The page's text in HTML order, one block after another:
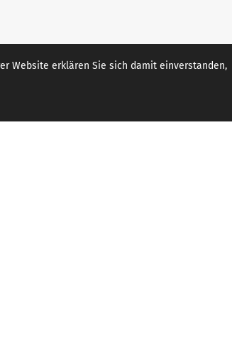
Gefördert durch:
Website erklären Sie sich damit einverstanden,